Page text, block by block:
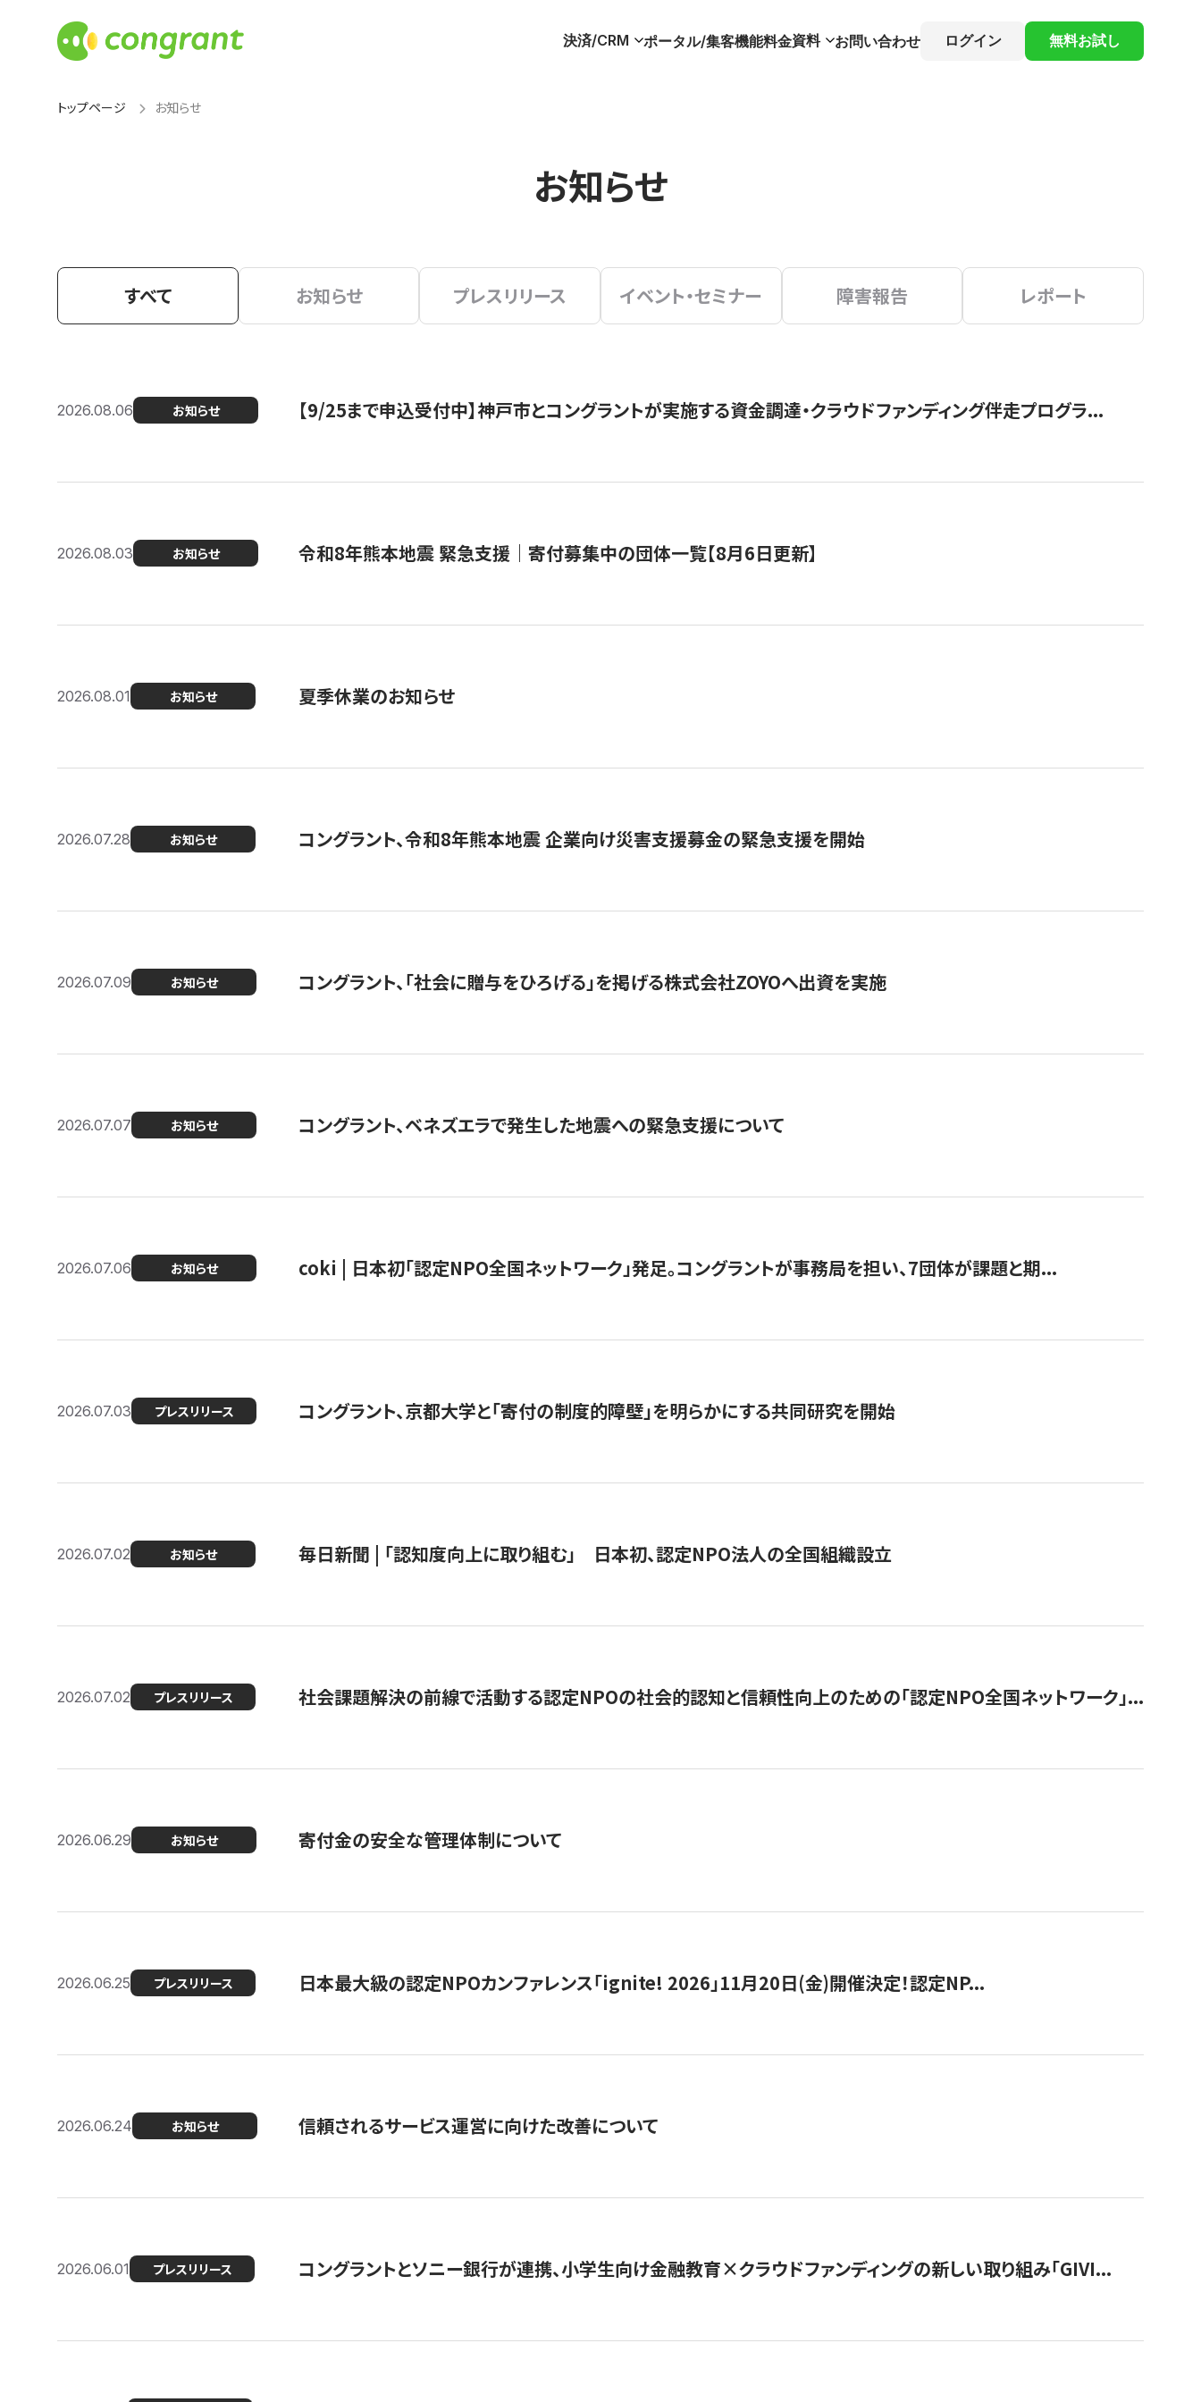
決済/CRM ポータル/集客機能料金資料 お問い合わせ ログイン 無料お試し
トップページ お知らせ
お知らせ
すべて お知らせ プレスリリース イベント・セミナー 障害報告 レポート
2026.08.06 お知らせ 【9/25まで申込受付中】神戸市とコングラントが実施する資金調達・クラウドファンディング伴走プログラ...
2026.08.03 お知らせ 令和8年熊本地震 緊急支援｜寄付募集中の団体一覧【8月6日更新】
2026.08.01 お知らせ 夏季休業のお知らせ
2026.07.28 お知らせ コングラント、令和8年熊本地震 企業向け災害支援募金の緊急支援を開始
2026.07.09 お知らせ コングラント、「社会に贈与をひろげる」を掲げる株式会社ZOYOへ出資を実施
2026.07.07 お知らせ コングラント、ベネズエラで発生した地震への緊急支援について
2026.07.06 お知らせ coki | 日本初「認定NPO全国ネットワーク」発足。コングラントが事務局を担い、7団体が課題と期...
2026.07.03 プレスリリース コングラント、京都大学と「寄付の制度的障壁」を明らかにする共同研究を開始
2026.07.02 お知らせ 毎日新聞 | 「認知度向上に取り組む」 日本初、認定NPO法人の全国組織設立
2026.07.02 プレスリリース 社会課題解決の前線で活動する認定NPOの社会的認知と信頼性向上のための「認定NPO全国ネットワーク」...
2026.06.29 お知らせ 寄付金の安全な管理体制について
2026.06.25 プレスリリース 日本最大級の認定NPOカンファレンス「ignite! 2026」11月20日(金)開催決定！認定NP...
2026.06.24 お知らせ 信頼されるサービス運営に向けた改善について
2026.06.01 プレスリリース コングラントとソニー銀行が連携、小学生向け金融教育×クラウドファンディングの新しい取り組み「GIVI...